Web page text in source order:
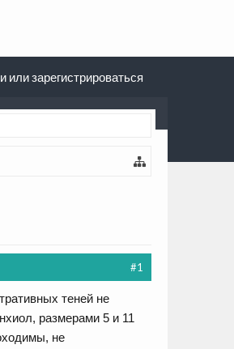
#1
теней не
размерами 5 и 11
не
или зарегистрироваться